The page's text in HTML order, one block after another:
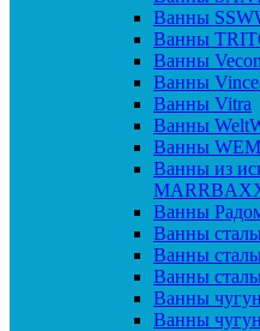
Ванны
Ванны
Ванны
Ванны
Ванны Vitra
Ванны
Ванны
Ванны из
Ванны
Ванны
Ванны
Ванны
Ванны
Ванны